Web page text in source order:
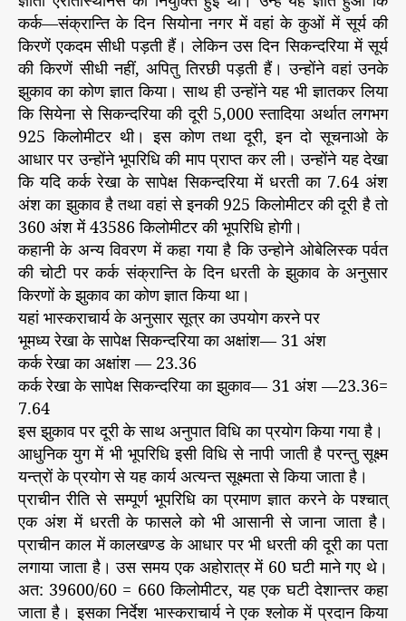
कर्क—संक्रान्ति के दिन सियोना नगर में वहां के कुओं में सूर्य की
किरणें एकदम सीधी पड़ती हैं। लेकिन उस दिन सिकन्दरिया में सूर्य
की किरणें सीधी नहीं, अपितु तिरछी पड़ती हैं। उन्होंने वहां उनके
झुकाव का कोण ज्ञात किया। साथ ही उन्होंने यह भी ज्ञातकर लिया
कि सियेना से सिकन्दरिया की दूरी 5,000 स्तादिया अर्थात लगभग
925 किलोमीटर थी। इस कोण तथा दूरी, इन दो सूचनाओ के
आधार पर उन्होंने भूपरिधि की माप प्राप्त कर ली। उन्होंने यह देखा
कि यदि कर्क रेखा के सापेक्ष सिकन्दरिया में धरती का 7.64 अंश
अंश का झुकाव है तथा वहां से इनकी 925 किलोमीटर की दूरी है तो
360 अंश में 43586 किलोमीटर की भूपरिधि होगी।
कहानी के अन्य विवरण में कहा गया है कि उन्होने ओबेलिस्क पर्वत
की चोटी पर कर्क संक्रान्ति के दिन धरती के झुकाव के अनुसार
किरणों के झुकाव का कोण ज्ञात किया था।
यहां भास्कराचार्य के अनुसार सूत्र का उपयोग करने पर
भूमध्य रेखा के सापेक्ष सिकन्दरिया का अक्षांश— 31 अंश
कर्क रेखा का अक्षांश — 23.36
कर्क रेखा के सापेक्ष सिकन्दरिया का झुकाव— 31 अंश —23.36=
7.64
इस झुकाव पर दूरी के साथ अनुपात विधि का प्रयोग किया गया है।
आधुनिक युग में भी भूपरिधि इसी विधि से नापी जाती है परन्तु सूक्ष्म
यन्त्रों के प्रयोग से यह कार्य अत्यन्त सूक्ष्मता से किया जाता है।
प्राचीन रीति से सम्पूर्ण भूपरिधि का प्रमाण ज्ञात करने के पश्चात्
एक अंश में धरती के फासले को भी आसानी से जाना जाता है।
प्राचीन काल में कालखण्ड के आधार पर भी धरती की दूरी का पता
लगाया जाता है। उस समय एक अहोरात्र में 60 घटी माने गए थे।
अत: 39600/60 = 660 किलोमीटर, यह एक घटी देशान्तर कहा
जाता है। इसका निर्देश भास्कराचार्य ने एक श्लोक में प्रदान किया